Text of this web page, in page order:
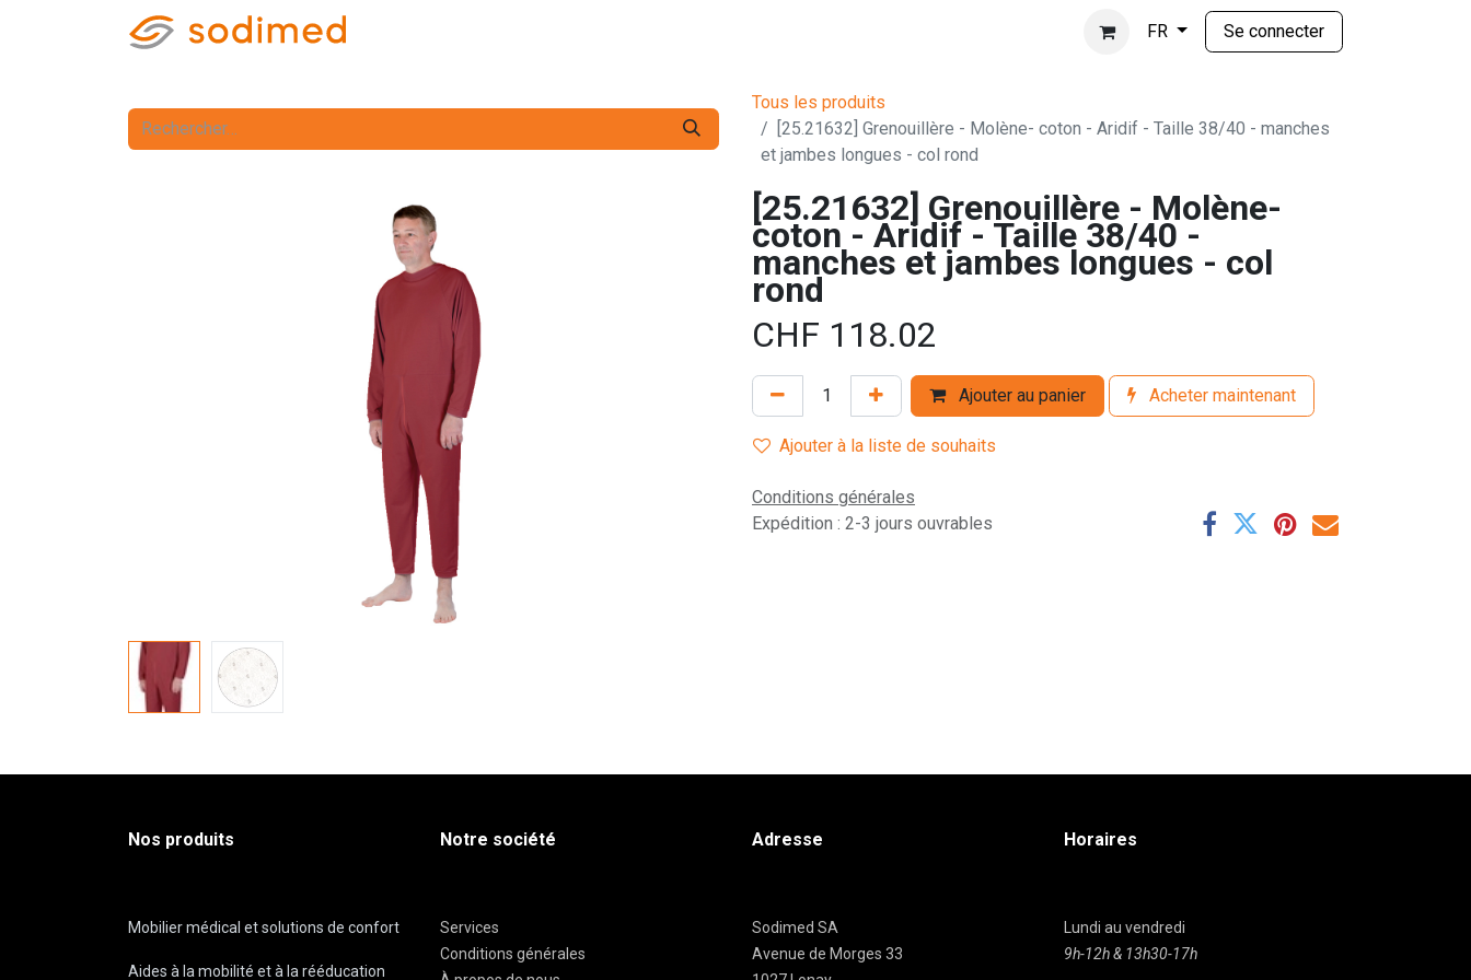
FR Se connecter
Tous les produits
[25.21632] Grenouillère - Molène- coton - Aridif - Taille 38/40 - manches
et jambes longues - col rond
[25.21632] Grenouillère - Molène-
coton - Aridif - Taille 38/40 -
manches et jambes longues - col
rond
CHF 118.02
Ajouter au panier Acheter maintenant
Ajouter à la liste de souhaits
Conditions générales
Expédition : 2-3 jours ouvrables
Nos produits
Mobilier médical et solutions de confort
Aides à la mobilité et à la rééducation
Notre société
Services
Conditions générales
Adresse
Sodimed SA
Avenue de Morges 33
Horaires
Lundi au vendredi
9h-12h & 13h30-17h